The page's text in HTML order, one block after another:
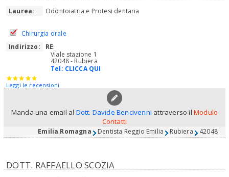
Laurea: Odontoiatria e Protesi dentaria
Chirurgia orale
Indirizzo:
RE:
Viale stazione 1
42048 - Rubiera
Tel: CLICCA QUI
Leggi le recensioni
Manda una email al Dott. Davide Bencivenni attraverso ilModulo
Contatti
Emilia Romagna Dentista Reggio Emilia Rubiera 42048
DOTT. RAFFAELLO SCOZIA